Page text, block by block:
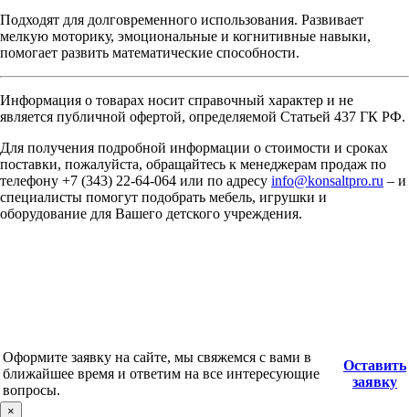
Подходят для долговременного использования. Развивает
мелкую моторику, эмоциональные и когнитивные навыки,
помогает развить математические способности.
Информация о товарах носит справочный характер и не
является публичной офертой, определяемой Статьей 437 ГК РФ.
Для получения подробной информации о стоимости и сроках
поставки, пожалуйста, обращайтесь к менеджерам продаж по
телефону +7 (343) 22-64-064 или по адресу info@konsaltpro.ru – и
специалисты помогут подобрать мебель, игрушки и
оборудование для Вашего детского учреждения.
Оформите заявку на сайте, мы свяжемся с вами в
ближайшее время и ответим на все интересующие
вопросы.
Оставить
заявку
×